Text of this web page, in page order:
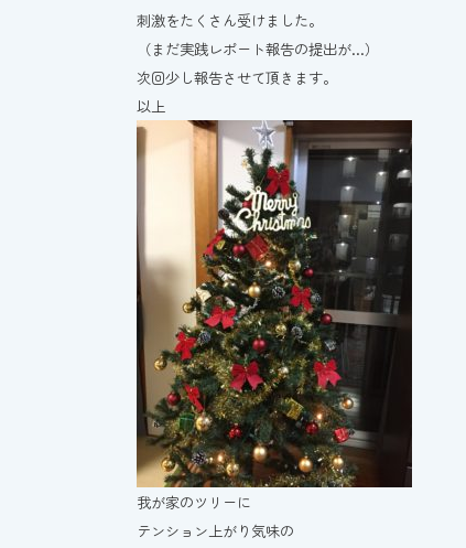
刺激をたくさん受けました。
（まだ実践レポート報告の提出が…）
次回少し報告させて頂きます。
以上
我が家のツリーに
テンション上がり気味の